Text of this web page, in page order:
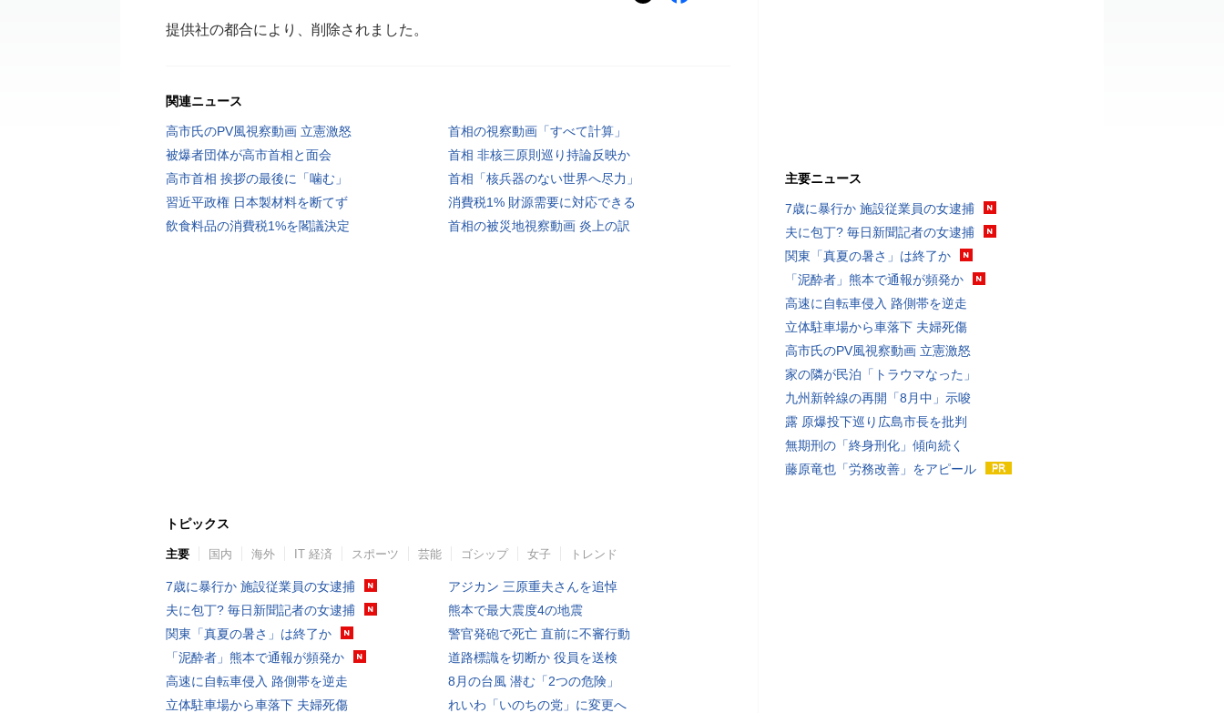
提供社の都合により、削除されました。
関連ニュース
高市氏のPV風視察動画 立憲激怒
首相の視察動画「すべて計算」
被爆者団体が高市首相と面会
首相 非核三原則巡り持論反映か
高市首相 挨拶の最後に「噛む」
首相「核兵器のない世界へ尽力」
習近平政権 日本製材料を断てず
消費税1% 財源需要に対応できる
飲食料品の消費税1%を閣議決定
首相の被災地視察動画 炎上の訳
トピックス
主要 国内 海外 IT 経済 スポーツ 芸能 ゴシップ 女子 トレンド
7歳に暴行か 施設従業員の女逮捕
夫に包丁? 毎日新聞記者の女逮捕
関東「真夏の暑さ」は終了か
「泥酔者」熊本で通報が頻発か
高速に自転車侵入 路側帯を逆走
立体駐車場から車落下 夫婦死傷
アジカン 三原重夫さんを追悼
熊本で最大震度4の地震
警官発砲で死亡 直前に不審行動
道路標識を切断か 役員を送検
8月の台風 潜む「2つの危険」
れいわ「いのちの党」に変更へ
主要ニュース
7歳に暴行か 施設従業員の女逮捕
夫に包丁? 毎日新聞記者の女逮捕
関東「真夏の暑さ」は終了か
「泥酔者」熊本で通報が頻発か
高速に自転車侵入 路側帯を逆走
立体駐車場から車落下 夫婦死傷
高市氏のPV風視察動画 立憲激怒
家の隣が民泊「トラウマなった」
九州新幹線の再開「8月中」示唆
露 原爆投下巡り広島市長を批判
無期刑の「終身刑化」傾向続く
藤原竜也「労務改善」をアピール